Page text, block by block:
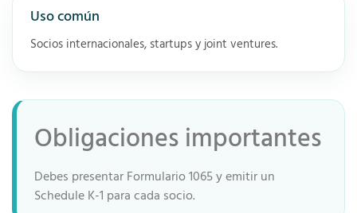
Uso común
Socios internacionales, startups y joint ventures.
Obligaciones importantes
Debes presentar Formulario 1065 y emitir un
Schedule K-1 para cada socio.